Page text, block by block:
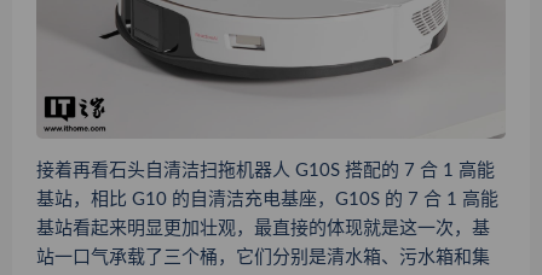
接着再看石头自清洁扫拖机器人 G10S 搭配的 7 合 1 高能
基站，相比 G10 的自清洁充电基座，G10S 的 7 合 1 高能
基站看起来明显更加壮观，最直接的体现就是这一次，基
站一口气承载了三个桶，它们分别是清水箱、污水箱和集